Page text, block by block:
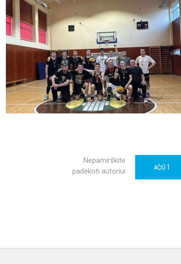
Nepamirškite
padėkoti autoriui
AČIŪ 1